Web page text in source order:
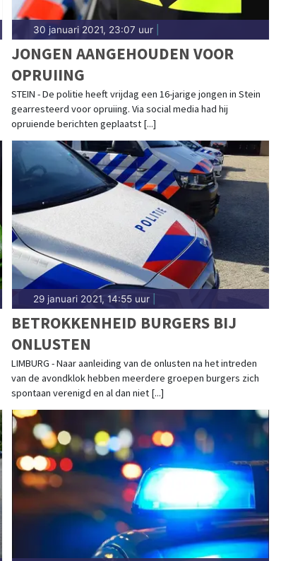
30 januari 2021, 23:07 uur|
JONGEN AANGEHOUDEN VOOR
OPRUIING
STEIN - De politie heeft vrijdag een 16-jarige jongen in Stein
gearresteerd voor opruiing. Via social media had hij
opruiende berichten geplaatst [...]
29 januari 2021, 14:55 uur|
BETROKKENHEID BURGERS BIJ
ONLUSTEN
LIMBURG - Naar aanleiding van de onlusten na het intreden
van de avondklok hebben meerdere groepen burgers zich
spontaan verenigd en al dan niet [...]